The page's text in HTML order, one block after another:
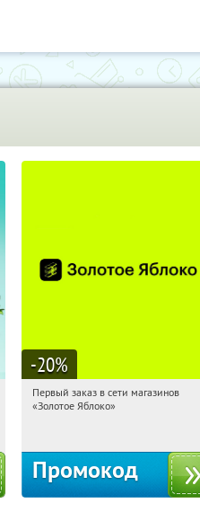
-20%
13:44:59
Получи первым!
Первый заказ в сети магазинов
«Золотое Яблоко»
Промокод